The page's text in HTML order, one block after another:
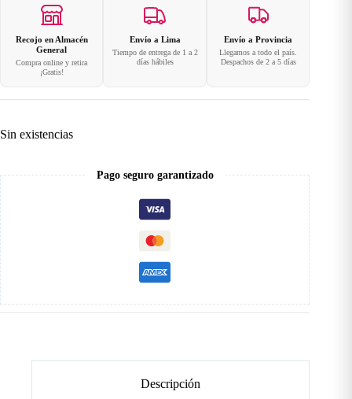
Recojo en Almacén
General
Compra online y retira
¡Gratis!
Envío a Lima
Tiempo de entrega de 1 a 2
días hábiles
Envío a Provincia
Llegamos a todo el país.
Despachos de 2 a 5 días
Sin existencias
Pago seguro garantizado
Descripción